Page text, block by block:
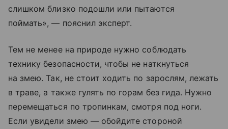
слишком близко подошли или пытаются
поймать», — пояснил эксперт.
Тем не менее на природе нужно соблюдать
технику безопасности, чтобы не наткнуться
на змею. Так, не стоит ходить по зарослям, лежать
в траве, а также гулять по горам без гида. Нужно
перемещаться по тропинкам, смотря под ноги.
Если увидели змею — обойдите стороной